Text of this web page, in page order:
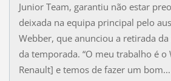
Junior Team, garantiu não estar
deixada na equipa principal pelo
Webber, que anunciou a retirada
da temporada. “O meu trabalho é o
Renault] e temos de fazer um bom...